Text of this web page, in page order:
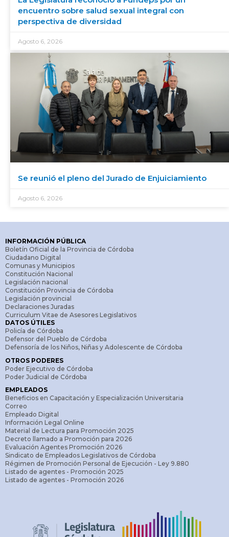
encuentro sobre salud sexual integral con
perspectiva de diversidad
Agosto 6, 2026
Se reunió el pleno del Jurado de Enjuiciamiento
Agosto 6, 2026
INFORMACIÓN PÚBLICA
Boletín Oficial de la Provincia de Córdoba
Ciudadano Digital
Comunas y Municipios
Constitución Nacional
Legislación nacional
Constitución Provincia de Córdoba
Legislación provincial
Declaraciones Juradas
Curriculum Vitae de Asesores Legislativos
DATOS ÚTILES
Policía de Córdoba
Defensor del Pueblo de Córdoba
Defensoría de los Niños, Niñas y Adolescente de Córdoba
OTROS PODERES
Poder Ejecutivo de Córdoba
Poder Judicial de Córdoba
EMPLEADOS
Beneficios en Capacitación y Especialización Universitaria
Correo
Empleado Digital
Información Legal Online
Material de Lectura para Promoción 2025
Decreto llamado a Promoción para 2026
Evaluación Agentes Promoción 2026
Sindicato de Empleados Legislativos de Córdoba
Régimen de Promoción Personal de Ejecución - Ley 9.880
Listado de agentes - Promoción 2025
Listado de agentes - Promoción 2026